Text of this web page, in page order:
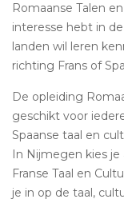
Romaanse Talen
interesse hebt in
landen wil leren
richting Frans of
De opleiding
geschikt voor
Spaanse taal en
In Nijmegen kies
Franse Taal en
je in op de taal,